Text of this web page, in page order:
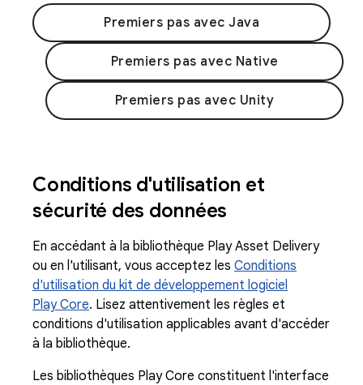
Premiers pas avec Java
Premiers pas avec Native
Premiers pas avec Unity
Conditions d'utilisation et
sécurité des données
En accédant à la bibliothèque Play Asset Delivery
ou en l'utilisant, vous acceptez les Conditions
d'utilisation du kit de développement logiciel
Play Core. Lisez attentivement les règles et
conditions d'utilisation applicables avant d'accéder
à la bibliothèque.
Les bibliothèques Play Core constituent l'interface